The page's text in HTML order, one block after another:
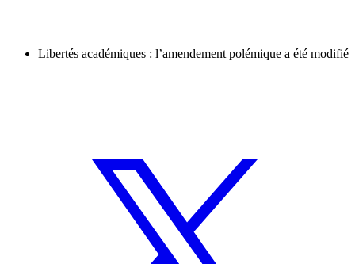
Libertés académiques : l’amendement polémique a été modifié